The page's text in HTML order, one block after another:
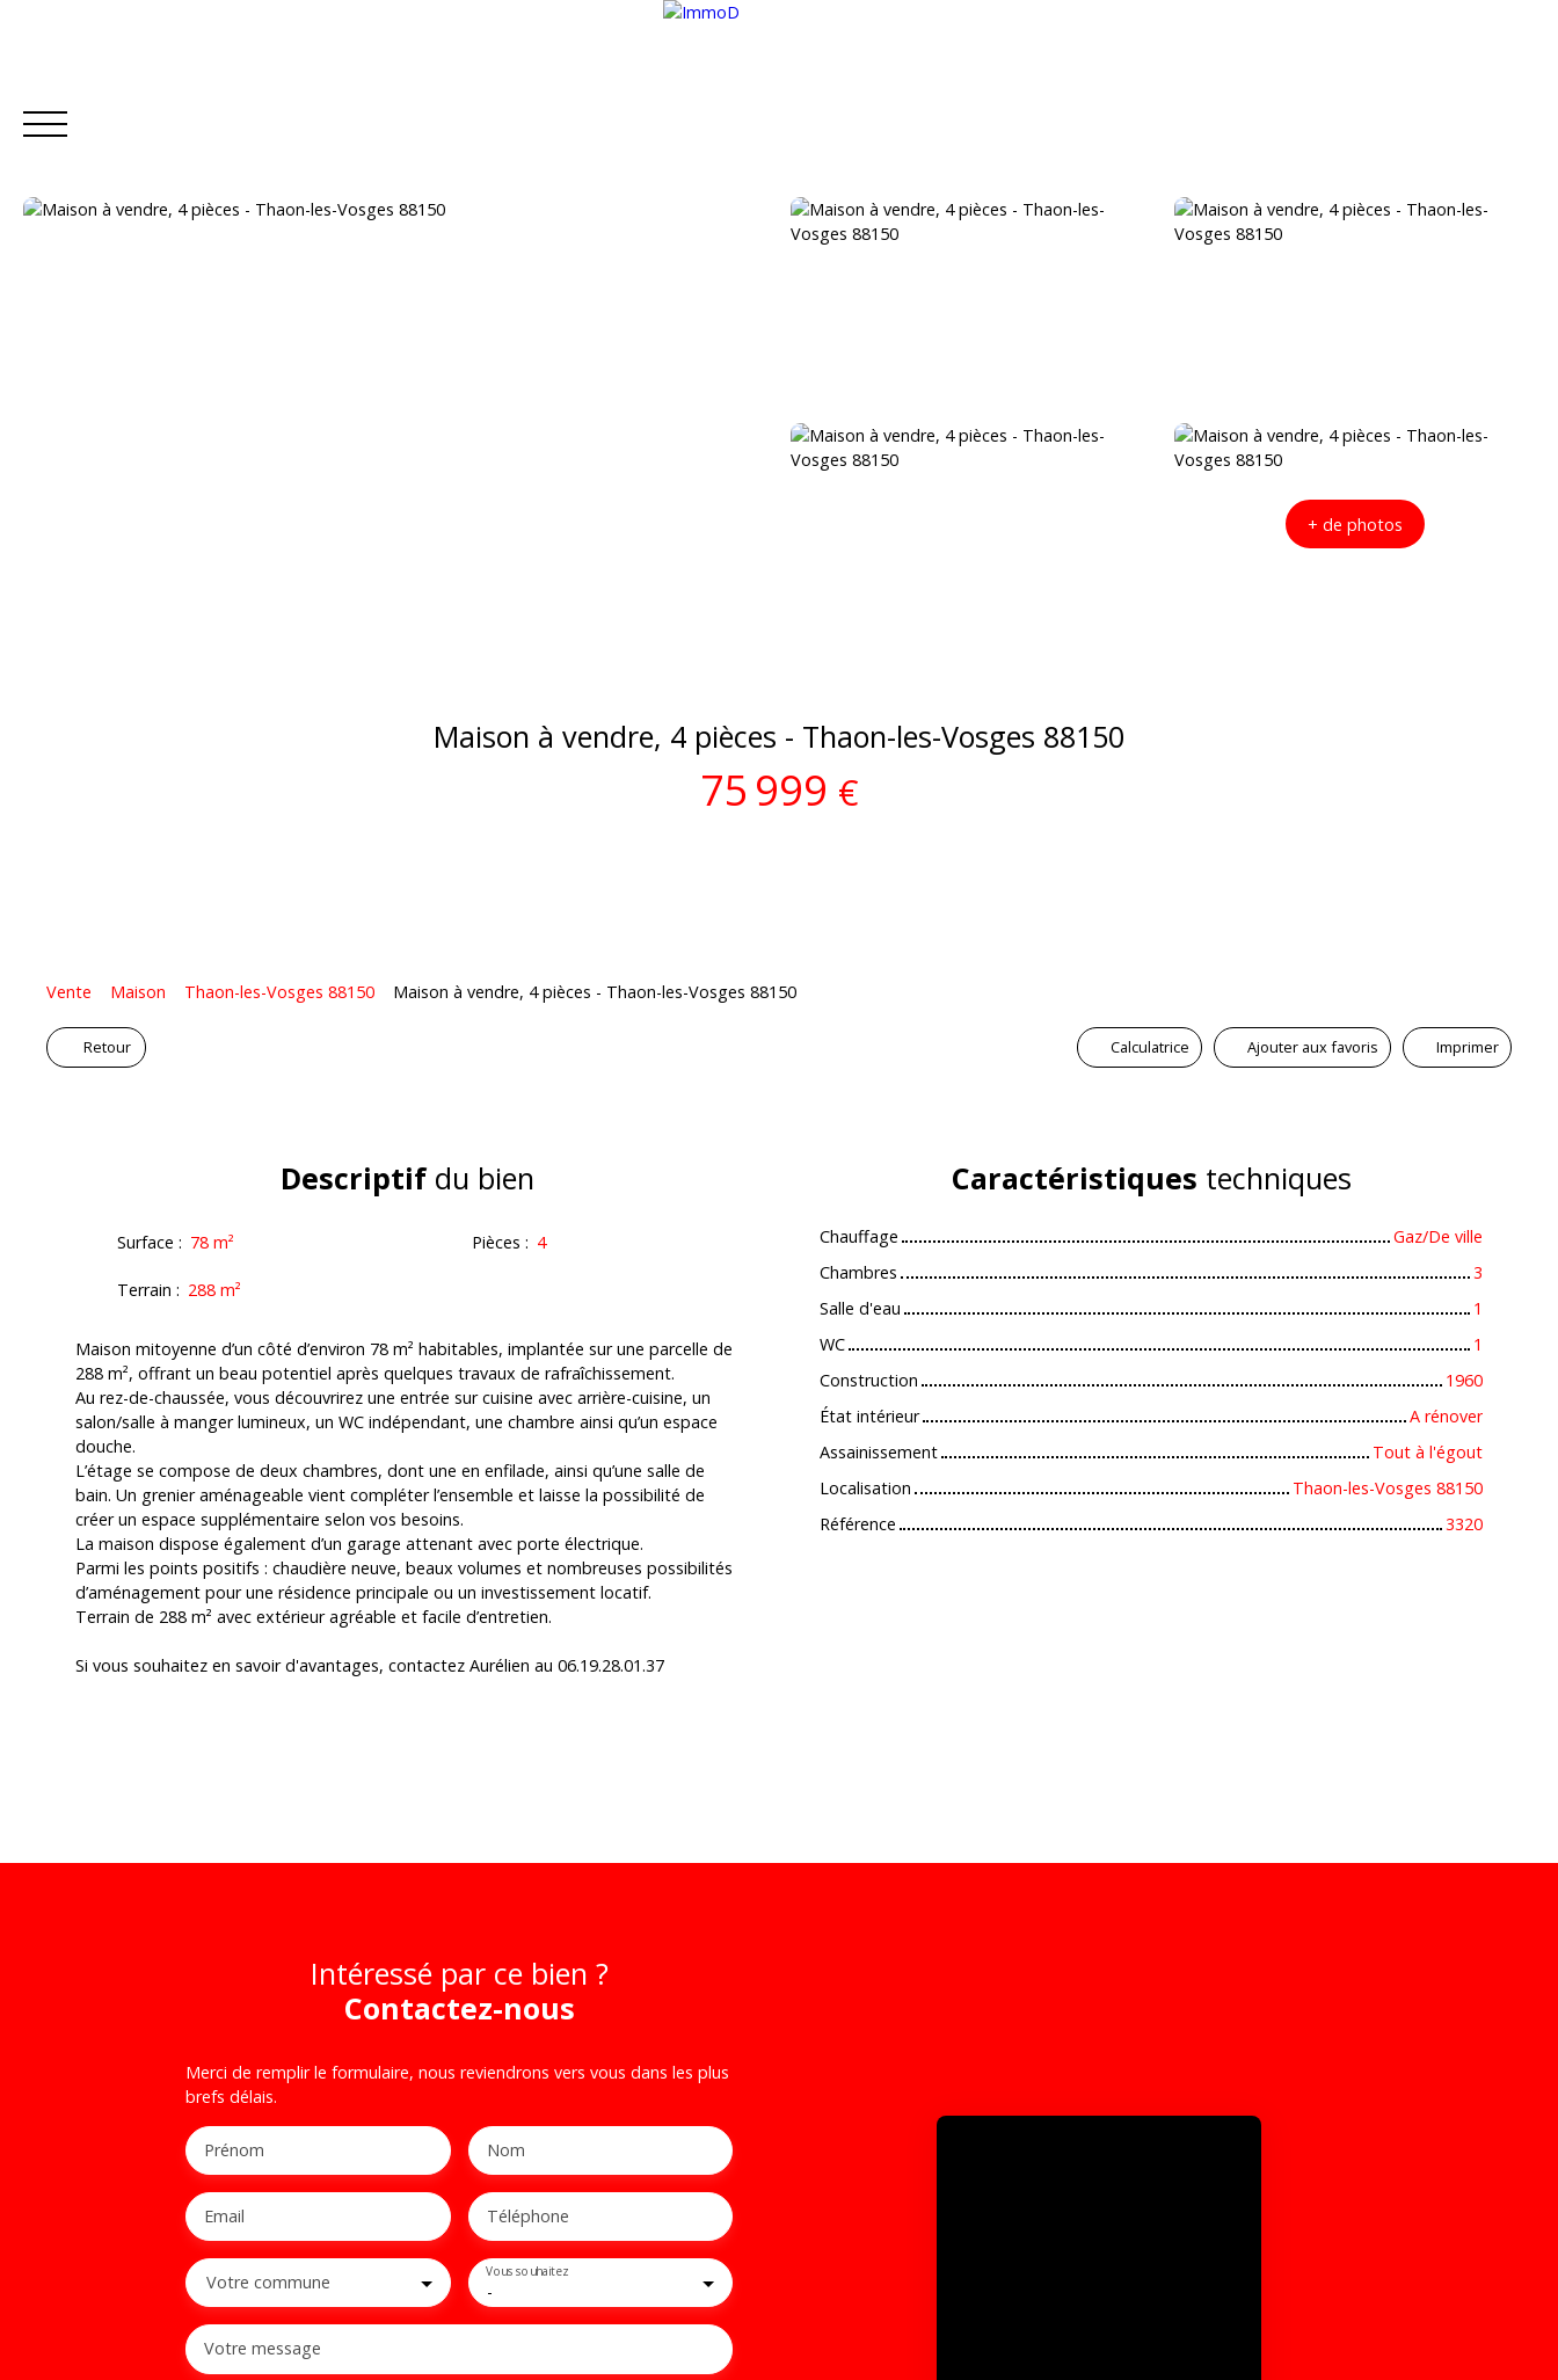
ESTIMER BLOG
+ de photos
Maison à vendre, 4 pièces - Thaon-les-Vosges 88150
75 999 €
Vente Maison Thaon-les-Vosges 88150 Maison à vendre, 4 pièces - Thaon-les-Vosges 88150
Retour Calculatrice Ajouter aux favoris Imprimer
Descriptifdu bien
Surface : 78 m² Pièces : 4
Terrain : 288 m²
Maison mitoyenne d’un côté d’environ 78 m² habitables, implantée sur une parcelle de
288 m², offrant un beau potentiel après quelques travaux de rafraîchissement.
Au rez-de-chaussée, vous découvrirez une entrée sur cuisine avec arrière-cuisine, un
salon/salle à manger lumineux, un WC indépendant, une chambre ainsi qu’un espace
douche.
L’étage se compose de deux chambres, dont une en enfilade, ainsi qu’une salle de
bain. Un grenier aménageable vient compléter l’ensemble et laisse la possibilité de
créer un espace supplémentaire selon vos besoins.
La maison dispose également d’un garage attenant avec porte électrique.
Parmi les points positifs : chaudière neuve, beaux volumes et nombreuses possibilités
d’aménagement pour une résidence principale ou un investissement locatif.
Terrain de 288 m² avec extérieur agréable et facile d’entretien.
Si vous souhaitez en savoir d'avantages, contactez Aurélien au 06.19.28.01.37
Caractéristiques techniques
Chauffage
Gaz/De ville
Chambres
3
Salle d'eau
1
WC
1
Construction
1960
État intérieur
A rénover
Assainissement
Tout à l'égout
Localisation
Thaon-les-Vosges 88150
Référence
3320
Intéressé par ce bien ?
Contactez-nous
Merci de remplir le formulaire, nous reviendrons vers vous dans les plus
brefs délais.
Prénom Nom
Email Téléphone
Votre commune -
Vous souhaitez
Votre message